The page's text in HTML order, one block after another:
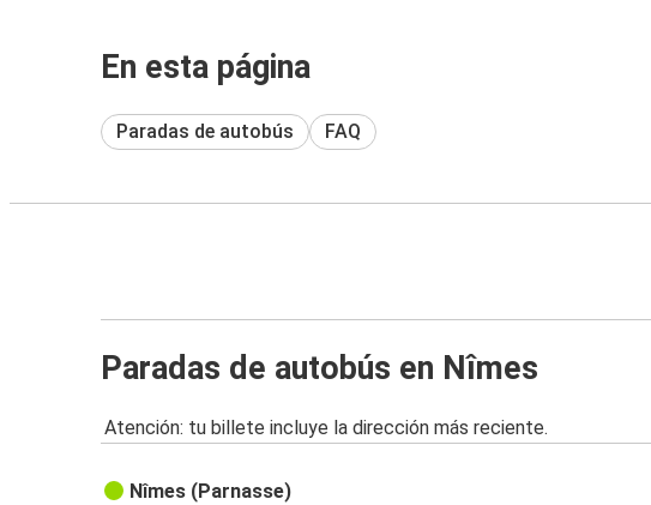
En esta página
Paradas de autobús FAQ
Paradas de autobús en Nîmes
Atención: tu billete incluye la dirección más reciente.
Nîmes (Parnasse)